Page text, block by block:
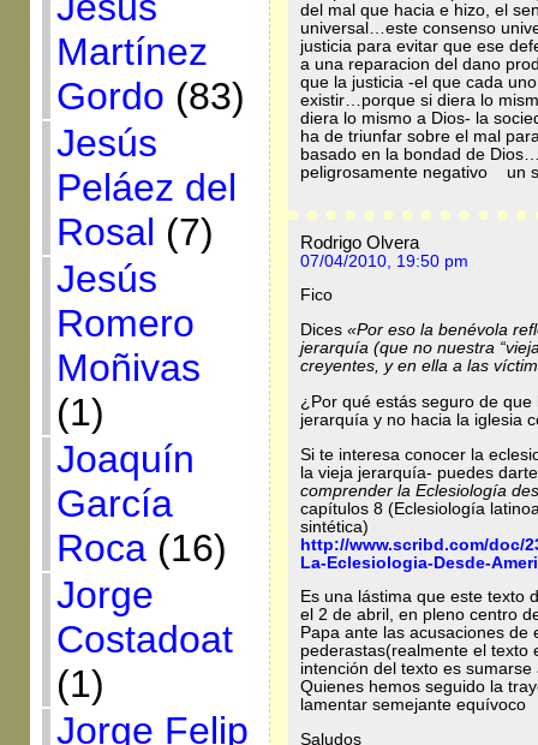
Martínez
Gordo (83)
Jesús
Peláez del
Rosal (7)
Jesús
Romero
Moñivas
(1)
Joaquín
García
Roca(16)
Jorge
Costadoat
(1)
Jorge Felip
del mal que hacia e hizo, el
universal…este consenso
justicia para evitar que ese
a una reparacion del dano
que la justicia -el que cada
existir…porque si diera lo
diera lo mismo a Dios- la
ha de triunfar sobre el mal
basado en la bondad de
peligrosamente negativo un
Rodrigo Olvera
07/04/2010, 19:50 pm
Fico
Dices «Por eso la benévola
jerarquía (que no nuestra
creyentes, y en ella a las
¿Por qué estás seguro de
jerarquía y no hacia la iglesia
Si te interesa conocer la
la vieja jerarquía- puedes
comprender la Eclesiología
capítulos 8 (Eclesiología
sintética)
http://www.scribd.com/doc/
La-Eclesiologia-Desde-
Es una lástima que este texto
el 2 de abril, en pleno centro
Papa ante las acusaciones de
pederastas(realmente el texto
intención del texto es
Quienes hemos seguido la
lamentar semejante equívoco
Saludos